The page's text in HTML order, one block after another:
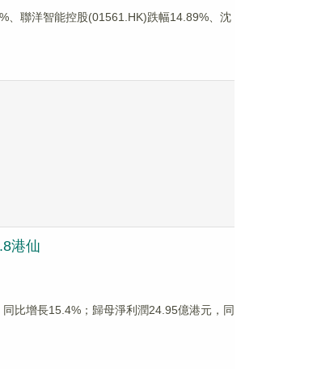
、聯洋智能控股(01561.HK)跌幅14.89%、沈
港仙
比增長15.4%；歸母淨利潤24.95億港元，同